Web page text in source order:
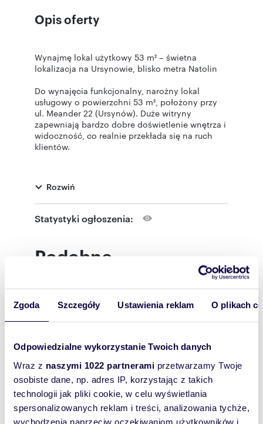
Zgoda Szczegóły Ustawienia reklam O plikach
Odpowiedzialne wykorzystanie Twoich danych
Wraz z naszymi 1022 partnerami przetwarzamy Twoje
osobiste dane, np. adres IP, korzystając z takich
technologii jak pliki cookie, w celu wyświetlania
spersonalizowanych reklam i treści, analizowania tychże,
wychodzenia naprzeciw oczekiwaniom użytkowników i
Opis oferty
Wynajmę lokal użytkowy 53 m² – świetna
lokalizacja na Ursynowie, blisko metra Natolin
Do wynajęcia funkcjonalny, narożny lokal
usługowy o powierzchni 53 m², położony przy
ul. Meander 22 (Ursynów). Duże witryny
zapewniają bardzo dobre doświetlenie wnętrza i
widoczność, co realnie przekłada się na ruch
klientów.
potencjał biznesowy i rozpoznawalność w
okolicy. Sprawdzi się zarówno pod handel,
usługi, jak i działalność biurową.
• powierzchnia 53 m² – ustawna i łatwa do
• przyłącze mocy 20 kW – duże możliwości dla
gastronomii lub usług
• klimatyzacja, monitoring, wentylacja
mechaniczna
• bardzo dobra lokalizacja – blisko stacji metra
• ugruntowana historia działalności w tym
Warunki najmu:
Cena: 3900 zł netto + opłaty licznikowe
Czynsz administracyjny po stronie właściciela
Rozwiń
Statystyki ogłoszenia:
Podobne